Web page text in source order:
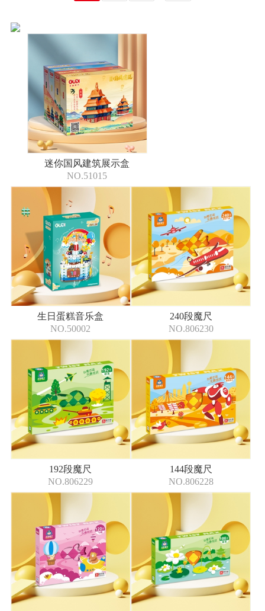
迷你国风建筑展示盒
NO.51015
生日蛋糕音乐盒
NO.50002
240段魔尺
NO.806230
192段魔尺
NO.806229
144段魔尺
NO.806228